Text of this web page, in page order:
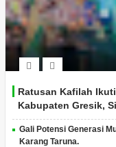
Ratusan Kafilah
Kabupaten Gresik,
Gali Potensi Generasi
Karang Taruna.